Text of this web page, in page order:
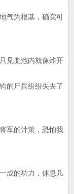
气为根基，确实可
见血池内就像炸开
的尸兵纷纷失去了
军的计策，恐怕我
成的功力，休息几